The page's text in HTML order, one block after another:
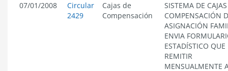
07/01/2008
Circular
2429
Cajas de
Compensación
SISTEMA DE
COMPENSACIÓN
ASIGNACIÓN
ENVIA
ESTADÍSTICO
REMITIR
MENSUALMENTE